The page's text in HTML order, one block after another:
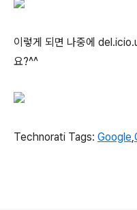
이렇게 되면 나중에
요?^^
Technorati Tags: Google,